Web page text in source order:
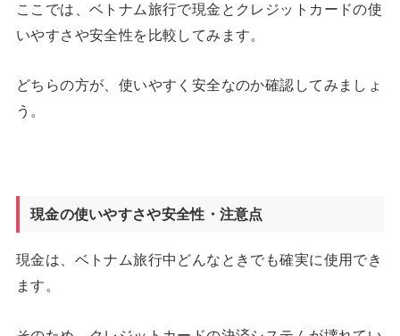
ここでは、ベトナム旅行で現金とクレジットカードの使
いやすさや安全性を比較してみます。
どちらの方が、使いやすく安全なのか確認してみましょ
う。
現金の使いやすさや安全性・注意点
現金は、ベトナム旅行中どんなときでも確実に使用でき
ます。